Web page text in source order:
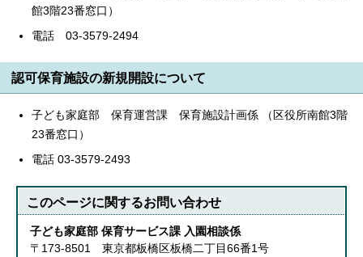
館3階23番窓口）
電話 03-3579-2494
認可保育施設の新規開設について
子ども家庭部 保育運営課 保育施設計画係 （区役所南館3階
23番窓口）
電話 03-3579-2493
このページに関するお問い合わせ
子ども家庭部 保育サービス課 入園相談係
〒173-8501 東京都板橋区板橋二丁目66番1号